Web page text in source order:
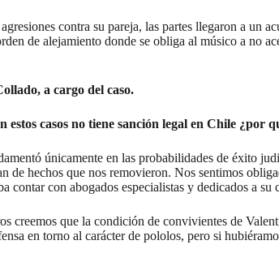
contra su pareja, las partes llegaron a
de alejamiento donde se obliga al músico a no
a cargo del caso.
estos casos no tiene sanción legal en Chile ¿por
únicamente en las probabilidades de éxito
de hechos que nos removieron. Nos sentimos
contar con abogados especialistas y dedicados a
creemos que la condición de convivientes de
en torno al carácter de pololos, pero si